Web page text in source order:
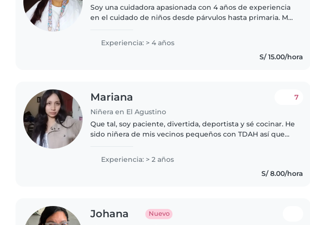
Soy una cuidadora apasionada con 4 años de experiencia
en el cuidado de niños desde párvulos hasta primaria. Me
Experiencia: > 4 años
S/ 15.00/hora
Mariana
Niñera en El Agustino
7
Que tal, soy paciente, divertida, deportista y sé cocinar. He
sido niñera de mis vecinos pequeños con TDAH así que
emergencia...
Experiencia: > 2 años
S/ 8.00/hora
Johana Nuevo